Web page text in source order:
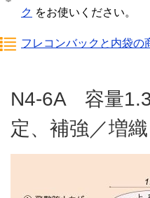
ク をお使いください。
フレコンバックと内袋の
N4-6A 容量
定、補強／増織